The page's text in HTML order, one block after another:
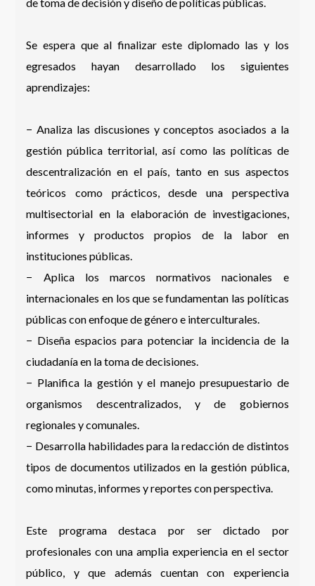
de toma de decisión y diseño de políticas públicas.
Se espera que al finalizar este diplomado las y los
egresados hayan desarrollado los siguientes
aprendizajes:
− Analiza las discusiones y conceptos asociados a la
gestión pública territorial, así como las políticas de
descentralización en el país, tanto en sus aspectos
teóricos como prácticos, desde una perspectiva
multisectorial en la elaboración de investigaciones,
informes y productos propios de la labor en
instituciones públicas.
− Aplica los marcos normativos nacionales e
internacionales en los que se fundamentan las políticas
públicas con enfoque de género e interculturales.
− Diseña espacios para potenciar la incidencia de la
ciudadanía en la toma de decisiones.
− Planifica la gestión y el manejo presupuestario de
organismos descentralizados, y de gobiernos
regionales y comunales.
− Desarrolla habilidades para la redacción de distintos
tipos de documentos utilizados en la gestión pública,
como minutas, informes y reportes con perspectiva.
Este programa destaca por ser dictado por
profesionales con una amplia experiencia en el sector
público, y que además cuentan con experiencia